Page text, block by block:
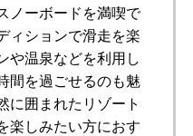
ノーボードを満喫で
ィションで滑走を楽
や温泉などを利用し
間を過ごせるのも魅
に囲まれたリゾート
楽しみたい方におす